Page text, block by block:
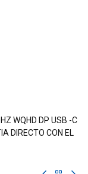
WQHD DP USB -C
DIRECTO CON EL